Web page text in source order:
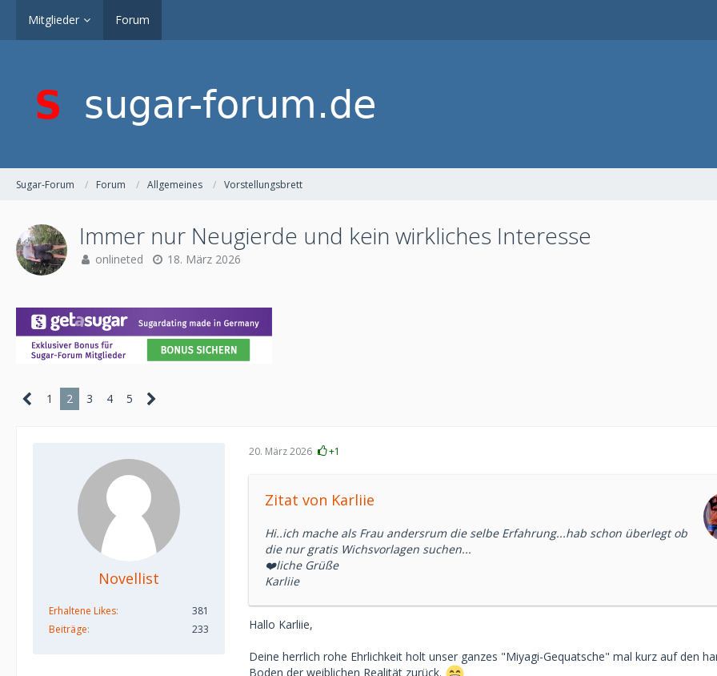
Mitglieder Forum
Sugar-Forum Forum Allgemeines Vorstellungsbrett
Immer nur Neugierde und kein wirkliches Interesse
onlineted 18. März 2026
1 2 3 4 5
Novellist
Erhaltene Likes
381
Beiträge
233
20. März 2026 +1
Zitat von Karliie
Hi..ich mache als Frau andersrum die selbe Erfahrung...hab schon überlegt ob
die nur gratis Wichsvorlagen suchen...
❤️liche Grüße
Karliie
Hallo Karliie,
Deine herrlich rohe Ehrlichkeit holt unser ganzes "Miyagi-Gequatsche" mal kurz auf den
Boden der weiblichen Realität zurück.